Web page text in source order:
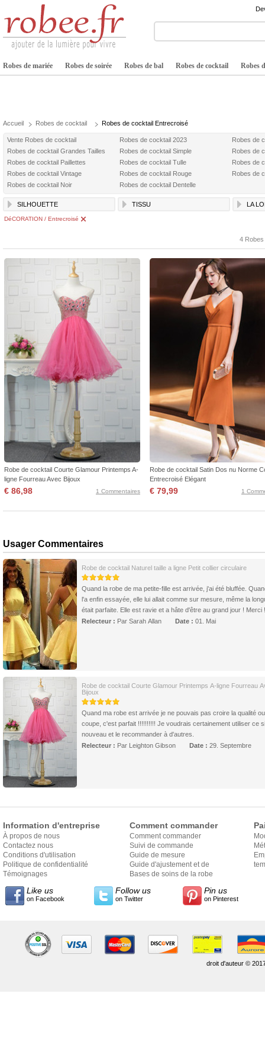
Robes de mariée Robes de soirée Robes de bal Robes de cocktail Robes
Accueil Robes de cocktail Robes de cocktail Entrecroisé
Vente Robes de cocktail Robes de cocktail 2023
Robes de
Robes de cocktail Grandes Tailles
Robes de cocktail Simple
Robes de
Robes de cocktail Paillettes
Robes de cocktail Tulle
Robes de
Robes de cocktail Vintage
Robes de cocktail Rouge
Robes de
Robes de cocktail Noir
Robes de cocktail Dentelle
SILHOUETTE TISSU LA
DéCORATION / Entrecroisé
4
Robe de cocktail Courte Glamour Printemps A-
ligne Fourreau Avec Bijoux
€ 86,98 1 Commentaires
Robe de cocktail Satin Dos nu Norme
Entrecroisé Elégant
€ 79,99 1
Usager Commentaires
Robe de cocktail Naturel taille a ligne Petit collier circulaire
Quand la robe de ma petite-fille est arrivée, j'ai été bluffée.
l'a enfin essayée, elle lui allait comme sur mesure, même la
était parfaite. Elle est ravie et a hâte d'être au grand jour ! Merci !
Relecteur : Par Sarah Allan Date : 01. Mai
Robe de cocktail Courte Glamour Printemps A-ligne Fourreau
Bijoux
Quand ma robe est arrivée je ne pouvais pas croire la qualité
coupe, c'est parfait !!!!!!!!!! Je voudrais certainement utiliser ce
nouveau et le recommander à d'autres.
Relecteur : Par Leighton Gibson Date : 29. Septembre
Information d'entreprise
À propos de nous
Contactez nous
Conditions d'utilisation
Politique de confidentialité
Témoignages
Comment commander
Comment commander
Suivi de commande
Guide de mesure
Guide d'ajustement et de
style
Bases de soins de la robe
Like us
on Facebook
Follow us
on Twitter
Pin us
on Pinterest
droit d'auteur ©